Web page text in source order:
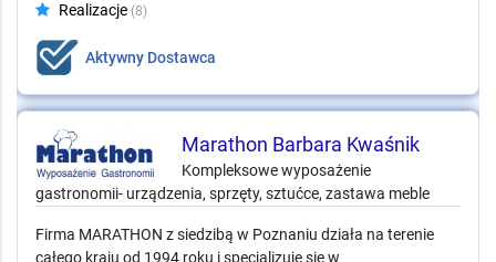
Realizacje (8)
Aktywny Dostawca
Marathon Barbara Kwaśnik
Kompleksowe wyposażenie
gastronomii- urządzenia, sprzęty, sztućce, zastawa meble
Firma MARATHON z siedzibą w Poznaniu działa na terenie
całego kraju od 1994 roku i specjalizuje się w